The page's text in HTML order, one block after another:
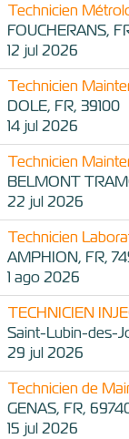
Technicien
FOUCHERANS,
12 jul 2026
Technicien
DOLE, FR, 39100
14 jul 2026
Technicien
BELMONT
22 jul 2026
Technicien
AMPHION, FR,
1 ago 2026
TECHNICIEN
Saint-Lubin-des-
29 jul 2026
Technicien de
GENAS, FR,
15 jul 2026